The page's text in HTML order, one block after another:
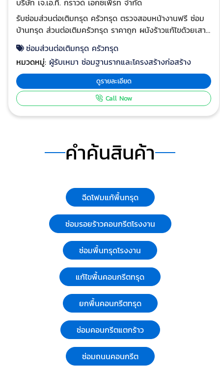
pile.html
บริเวณที่มีโพรงอยู่ข้างใต้จนทะลุแผ่นพื้น แล้วอัดฉีดด้วยวัสดุประ
Slurry Cement Mortar หรือวัสดุอื่นใด โดยใช้แรงดันเพื่อเติมวั
ดังกล่าวข้างต้นให้เต็มปริมาตรโพรงช่องว่างที่เกิดขึ้น ใช้ในงานซ่
เป็นความเสียหาย รับปิดโพรงใต้บ้าน อาคาร โรงงาน ยินดีให้คำ
ปรึกษา แก้ปัญหาตรงจุด ติดต่อ : 063-352-7778, 063-352-
รายละเอียดเพิ่ม
เติม https://www.jatgroundexpert.com/solutions/
grout.html
รับซ่อมส่วนต่อเติมทรุด ครัวทรุด ตรวจสอบหน้างานฟรี ซ่อม
บ้านทรุด ส่วนต่อเติมครัวทรุด ราคาถูก ผนังร้าวแก้ไขด้วยเสา
วิเคราะห์ให้คำปรึกษาแนะนำ เกี่ยวกับการแก้ไขปัญหาทุกขั้น
ตอน ไม่ต้องรือทุบทำใหม่ หมดปัญหาบ้านทรุด ใช้เวลาน้อยใน
การซ่อม กดเสาเข็มเสริมตรงตำแหน่งฐานรากที่มี
ปัญหา สามารถรับน้ำหนักบรรทุกได้ทันทีเมื่อติดตั้งเสร็จ ลด
ความเสี่ยงสำหรับบ้านและอาคารที่มีปัญหาทรุดตัว อีกทั้งยัง
นานเพราะหากไม่ได้ซ่อมแก้ไขจะยิ่งรุนแรงมากขึ้น รับซ่อม
ราคาไม่แพงอย่างที่คิด งานแก้ปัญหาส่วนต่อเติมบ้านทรุดเอียง
จุดเชื่อมต่ออาคารแตกร้าว บริการโดยวิศวกร เสริมฐานราก
ด้วยเสาเข็มไมโครไพล์ แก้ปัญหาโครงสร้างอาคารทรุด บ้าน
ทรุด ส่วนต่อเติมทรุด ครัวทรุด อาคารร้าว โครงสร้างแตก
ร้าว รวมถึงยกปรับระดับโครงสร้างและอาคาร ซ่อมส่วนต่อเติม
ทรุด ครัวทรุด หาช่างซ่อมบ้านทรุด บริษัทรับซ่อมบ้านทรุด
แก้ไขตรงจุด ซ่อมบ้านทรุดราคาไม่แพงอย่างที่คิด ติดต่อ :
063-352-7778, 063-352-7878 รายละเอียดเพิ่ม
เติม https://www.jatgroundexpert.com/solutions/micro-
ซ่อมส่วนต่อเติมทรุด ครัวทรุด
หมวดหมู่: ผู้รับเหมา ซ่อมฐานรากและโครงสร้างก่อสร้าง
ดูรายละเอียด
Call Now
คำค้นสินค้า
ฉีดโฟมแก้พื้นทรุด
ซ่อมรอยร้าวคอนกรีตโรงงาน
ซ่อมพื้นทรุดโรงงาน
แก้ไขพื้นคอนกรีตทรุด
ยกพื้นคอนกรีตทรุด
ซ่อมคอนกรีตแตกร้าว
ซ่อมถนนคอนกรีต